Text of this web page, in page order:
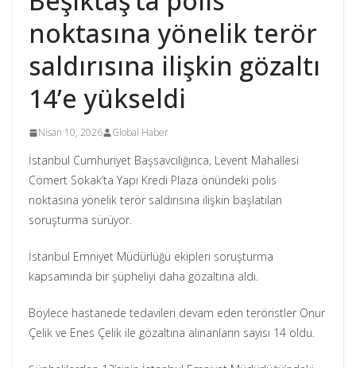
noktasına yönelik terör
saldırısına ilişkin gözaltı
14’e yükseldi
Nisan 10, 2026 Global Haber
İstanbul Cumhuriyet Başsavcılığınca, Levent Mahallesi
Cömert Sokak’ta Yapı Kredi Plaza önündeki polis
noktasına yönelik terör saldırısına ilişkin başlatılan
soruşturma sürüyor.
İstanbul Emniyet Müdürlüğü ekipleri soruşturma
kapsamında bir şüpheliyi daha gözaltına aldı.
Böylece hastanede tedavileri devam eden teröristler Onur
Çelik ve Enes Çelik ile gözaltına alınanların sayısı 14 oldu.